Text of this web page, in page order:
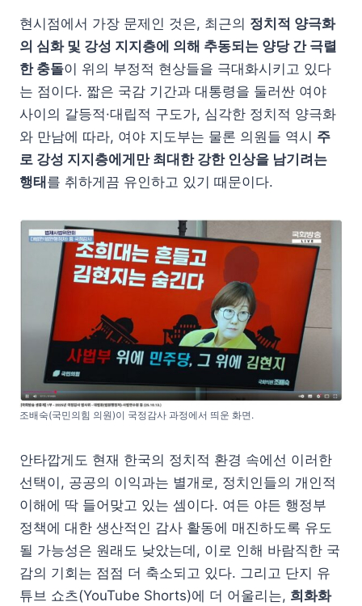
현시점에서 가장 문제인 것은, 최근의 정치적 양극화
의 심화 및 강성 지지층에 의해 추동되는 양당 간 극렬
한 충돌이 위의 부정적 현상들을 극대화시키고 있다
는 점이다. 짧은 국감 기간과 대통령을 둘러싼 여야
사이의 갈등적·대립적 구도가, 심각한 정치적 양극화
와 만남에 따라, 여야 지도부는 물론 의원들 역시 주
로 강성 지지층에게만 최대한 강한 인상을 남기려는
행태를 취하게끔 유인하고 있기 때문이다.
조배숙(국민의힘 의원)이 국정감사 과정에서 띄운 화면.
안타깝게도 현재 한국의 정치적 환경 속에선 이러한
선택이, 공공의 이익과는 별개로, 정치인들의 개인적
이해에 딱 들어맞고 있는 셈이다. 여든 야든 행정부
정책에 대한 생산적인 감사 활동에 매진하도록 유도
될 가능성은 원래도 낮았는데, 이로 인해 바람직한 국
감의 기회는 점점 더 축소되고 있다. 그리고 단지 유
튜브 쇼츠(YouTube Shorts)에 더 어울리는, 희화화